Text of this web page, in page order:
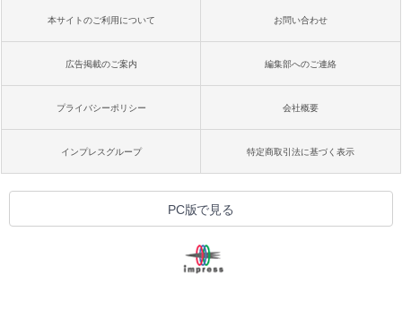
本サイトのご利用について お問い合わせ
広告掲載のご案内 編集部へのご連絡
プライバシーポリシー 会社概要
インプレスグループ 特定商取引法に基づく表示
PC版で見る